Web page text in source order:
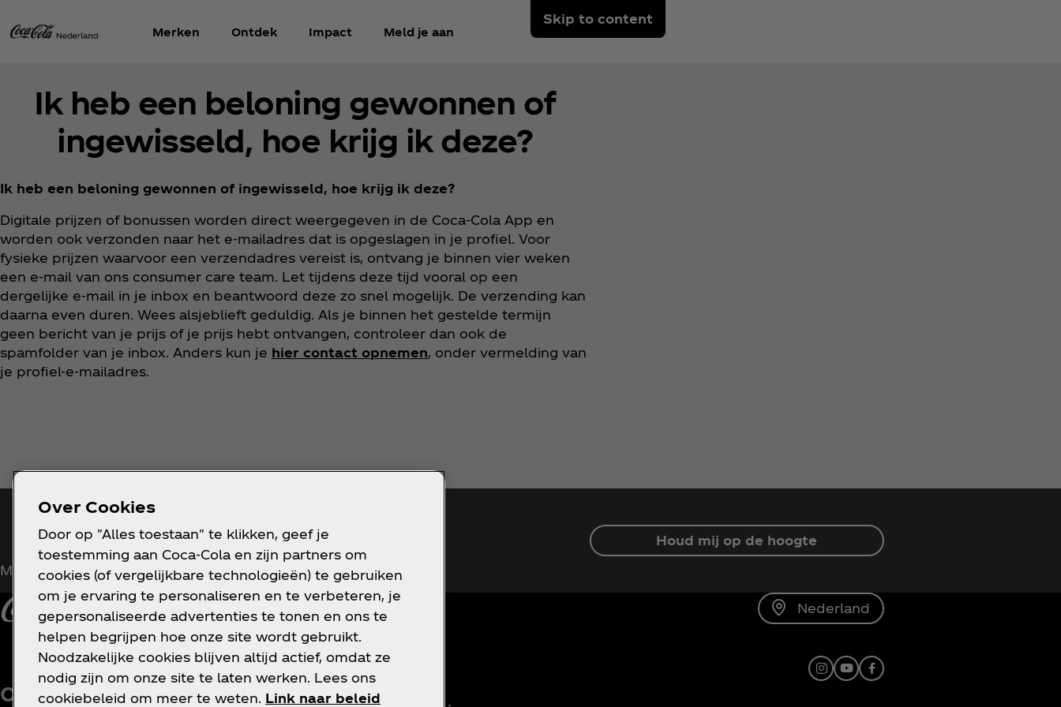
Skip to content
Merken Ontdek Impact Meld je aan
Ik heb een beloning gewonnen of
ingewisseld, hoe krijg ik deze?
Ik heb een beloning gewonnen of ingewisseld, hoe krijg ik deze?
Digitale prijzen of bonussen worden direct weergegeven in de Coca‑Cola App en
worden ook verzonden naar het e-mailadres dat is opgeslagen in je profiel. Voor
fysieke prijzen waarvoor een verzendadres vereist is, ontvang je binnen vier weken
een e-mail van ons consumer care team. Let tijdens deze tijd vooral op een
dergelijke e-mail in je inbox en beantwoord deze zo snel mogelijk. De verzending kan
daarna even duren. Wees alsjeblieft geduldig. Als je binnen het gestelde termijn
geen bericht van je prijs of je prijs hebt ontvangen, controleer dan ook de
spamfolder van je inbox. Anders kun je hier contact opnemen, onder vermelding van
je profiel-e-mailadres.
Blijf op de hoogte
Meld je nu aan voor exclusieve toegang!
Houd mij op de hoogte
Nederland
Over ons Hulp nodig?
Voorwaarden Instagram
YoutubeFacebook
Over Cookies
Door op "Alles toestaan" te klikken, geef je
toestemming aan Coca‑Cola en zijn partners om
cookies (of vergelijkbare technologieën) te gebruiken
om je ervaring te personaliseren en te verbeteren, je
gepersonaliseerde advertenties te tonen en ons te
helpen begrijpen hoe onze site wordt gebruikt.
Noodzakelijke cookies blijven altijd actief, omdat ze
nodig zijn om onze site te laten werken. Lees ons
cookiebeleid om meer te weten. Link naar beleid